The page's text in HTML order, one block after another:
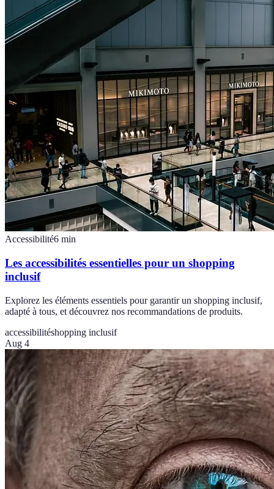
Accessibilité6 min
Les accessibilités essentielles pour un shopping
inclusif
Explorez les éléments essentiels pour garantir un shopping inclusif,
adapté à tous, et découvrez nos recommandations de produits.
accessibilitéshopping inclusif
Aug 4